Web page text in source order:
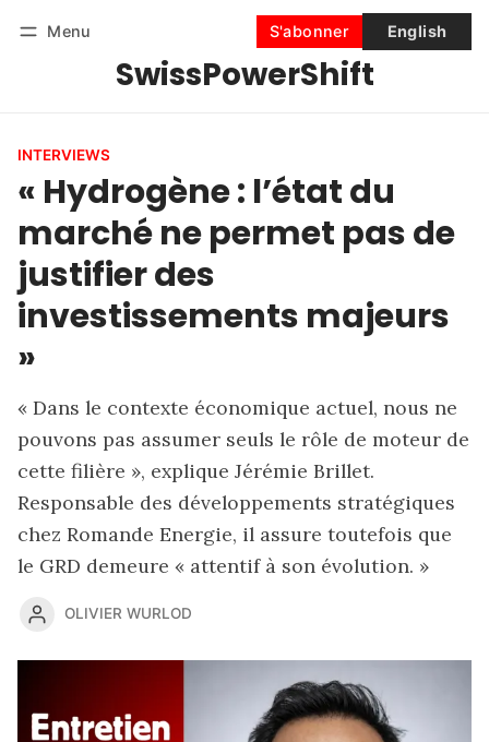
Menu
SwissPowerShift
S'abonner English
Se connecter S'abonner
INTERVIEWS
« Hydrogène : l’état du
marché ne permet pas de
justifier des
investissements majeurs
»
« Dans le contexte économique actuel, nous ne
pouvons pas assumer seuls le rôle de moteur de
cette filière », explique Jérémie Brillet.
Responsable des développements stratégiques
chez Romande Energie, il assure toutefois que
le GRD demeure « attentif à son évolution. »
OLIVIER WURLOD